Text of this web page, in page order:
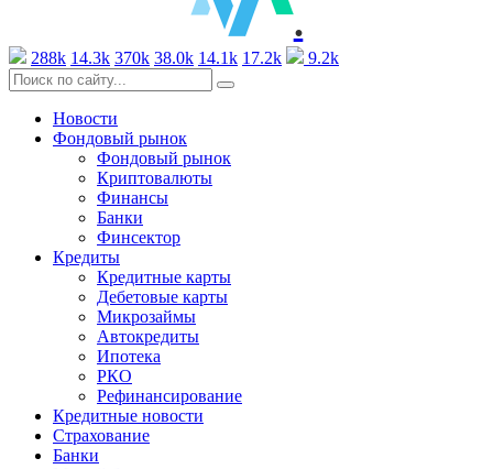
.
288k 14.3k 370k 38.0k 14.1k 17.2k 9.2k
Новости
Фондовый рынок
Фондовый рынок
Криптовалюты
Финансы
Банки
Финсектор
Кредиты
Кредитные карты
Дебетовые карты
Микрозаймы
Автокредиты
Ипотека
РКО
Рефинансирование
Кредитные новости
Страхование
Банки